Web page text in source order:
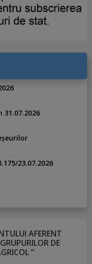
23.07.2026
AFERENT
DE
”